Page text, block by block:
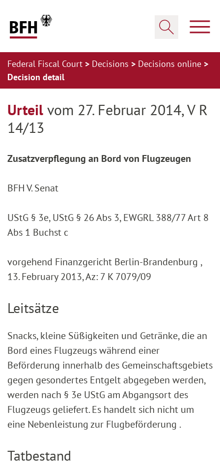
Federal Fiscal Court Decisions
Decisions online
Decision detail
Urteil vom 27. Februar 2014, V R
14/13
Zusatzverpflegung an Bord von Flugzeugen
BFH V. Senat
UStG § 3e, UStG § 26 Abs 3, EWGRL 388/77 Art 8
Abs 1 Buchst c
vorgehend Finanzgericht Berlin-Brandenburg ,
13. February 2013, Az: 7 K 7079/09
Leitsätze
Snacks, kleine Süßigkeiten und Getränke, die an
Bord eines Flugzeugs während einer
Beförderung innerhalb des Gemeinschaftsgebiets
gegen gesondertes Entgelt abgegeben werden,
werden nach § 3e UStG am Abgangsort des
Flugzeugs geliefert. Es handelt sich nicht um
eine Nebenleistung zur Flugbeförderung .
Tatbestand